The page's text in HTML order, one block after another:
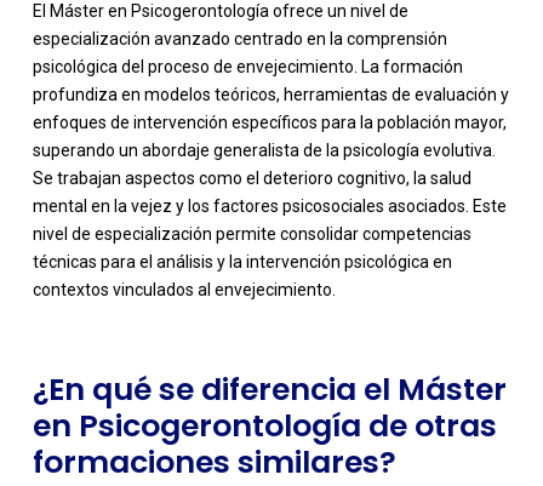
El Máster en Psicogerontología ofrece un nivel de
especialización avanzado centrado en la comprensión
psicológica del proceso de envejecimiento. La formación
profundiza en modelos teóricos, herramientas de evaluación y
enfoques de intervención específicos para la población mayor,
superando un abordaje generalista de la psicología evolutiva.
Se trabajan aspectos como el deterioro cognitivo, la salud
mental en la vejez y los factores psicosociales asociados. Este
nivel de especialización permite consolidar competencias
técnicas para el análisis y la intervención psicológica en
contextos vinculados al envejecimiento.
-
¿En qué se diferencia el Máster
en Psicogerontología de otras
formaciones similares?